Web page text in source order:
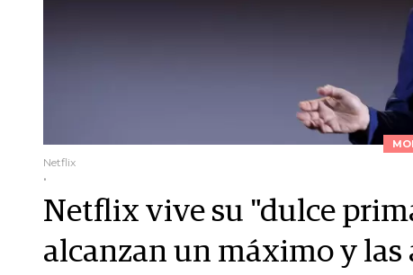
Netflix
.
Netflix vive su "dulce
alcanzan un máximo y